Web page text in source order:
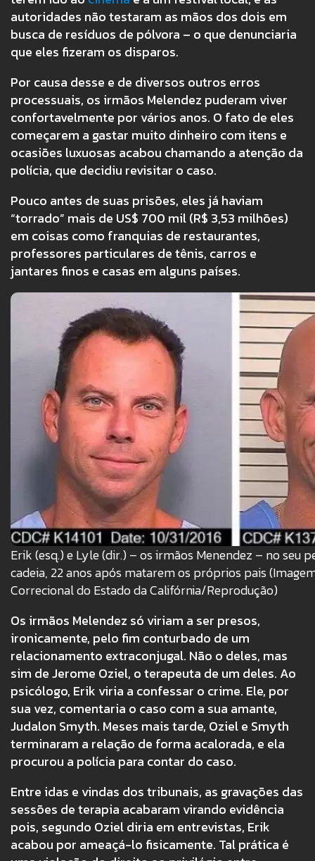
autoridades não testaram as mãos dos dois em
busca de resíduos de pólvora – o que denunciaria
que eles fizeram os disparos.
Por causa desse e de diversos outros erros
processuais, os irmãos Melendez puderam viver
confortavelmente por vários anos. O fato de eles
começarem a gastar muito dinheiro com itens e
ocasiões luxuosas acabou chamando a atenção da
polícia, que decidiu revisitar o caso.
Pouco antes de suas prisões, eles já haviam
“torrado” mais de US$ 700 mil (R$ 3,53 milhões)
em coisas como franquias de restaurantes,
professores particulares de tênis, carros e
jantares finos e casas em alguns países.
Erik (esq.) e Lyle (dir.) – os irmãos Menendez – no seu
cadeia, 22 anos após matarem os próprios pais
Correcional do Estado da Califórnia/Reprodução)
Os irmãos Melendez só viriam a ser presos,
ironicamente, pelo fim conturbado de um
relacionamento extraconjugal. Não o deles, mas
sim de Jerome Oziel, o terapeuta de um deles. Ao
psicólogo, Erik viria a confessar o crime. Ele, por
sua vez, comentaria o caso com a sua amante,
Judalon Smyth. Meses mais tarde, Oziel e Smyth
terminaram a relação de forma acalorada, e ela
procurou a polícia para contar do caso.
Entre idas e vindas dos tribunais, as gravações das
sessões de terapia acabaram virando evidência
pois, segundo Oziel diria em entrevistas, Erik
acabou por ameaçá-lo fisicamente. Tal prática é